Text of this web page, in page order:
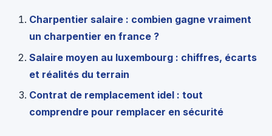
Charpentier salaire : combien gagne vraiment
un charpentier en france ?
Salaire moyen au luxembourg : chiffres, écarts
et réalités du terrain
Contrat de remplacement idel : tout
comprendre pour remplacer en sécurité